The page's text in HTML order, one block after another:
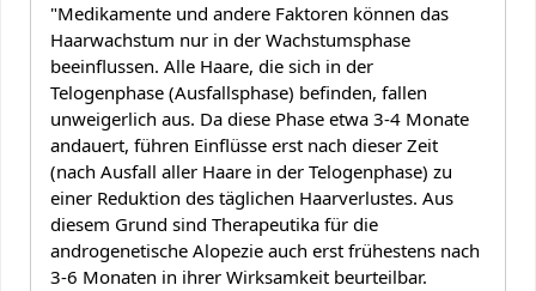
"Medikamente und andere Faktoren können das
Haarwachstum nur in der Wachstumsphase
beeinflussen. Alle Haare, die sich in der
Telogenphase (Ausfallsphase) befinden, fallen
unweigerlich aus. Da diese Phase etwa 3-4 Monate
andauert, führen Einflüsse erst nach dieser Zeit
(nach Ausfall aller Haare in der Telogenphase) zu
einer Reduktion des täglichen Haarverlustes. Aus
diesem Grund sind Therapeutika für die
androgenetische Alopezie auch erst frühestens nach
3-6 Monaten in ihrer Wirksamkeit beurteilbar.